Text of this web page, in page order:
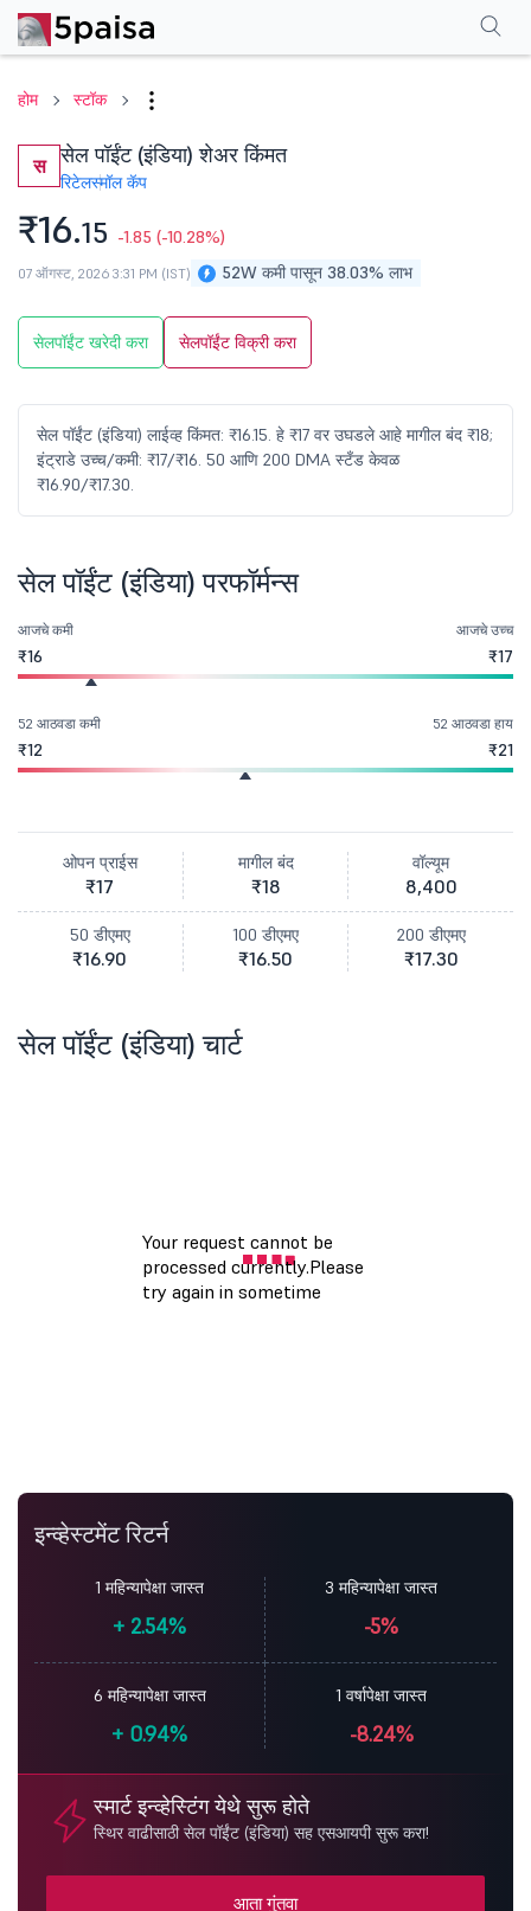
होम स्टॉक
स सेल पॉईंट (इंडिया) शेअर किंमत
रिटेलस्मॉल कॅप
₹16.15 -1.85 (-10.28%)
52W कमी पासून 38.03% लाभ
07 ऑगस्ट, 2026 3:31 PM (IST)
सेलपॉईंट खरेदी करा सेलपॉईंट विक्री करा
सेल पॉईंट (इंडिया) लाईव्ह किंमत: ₹16.15. हे ₹17 वर उघडले आहे मागील बंद ₹18;
इंट्राडे उच्च/कमी: ₹17/₹16. 50 आणि 200 DMA स्टँड केवळ
₹16.90/₹17.30.
परफॉर्मन्सफायनान्शियल्स एफएक्यू
सेल पॉईंट (इंडिया) परफॉर्मन्स
आजचे कमी
₹16
आजचे उच्च
₹17
52 आठवडा कमी
₹12
52 आठवडा हाय
₹21
ओपन प्राईस
₹17
मागील बंद
₹18
वॉल्यूम
8,400
50 डीएमए
₹16.90
100 डीएमए
₹16.50
200 डीएमए
₹17.30
सेल पॉईंट (इंडिया) चार्ट
इन्व्हेस्टमेंट रिटर्न
1 महिन्यापेक्षा जास्त
+ 2.54%
3 महिन्यापेक्षा जास्त
-5%
6 महिन्यापेक्षा जास्त
+ 0.94%
1 वर्षापेक्षा जास्त
-8.24%
स्मार्ट इन्व्हेस्टिंग येथे सुरू होते
स्थिर वाढीसाठी सेल पॉईंट (इंडिया) सह एसआयपी सुरू करा!
आता गुंतवा